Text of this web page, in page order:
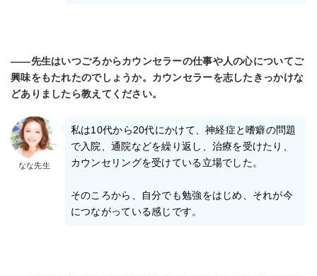
――先生はいつごろからカウンセラーの仕事や人の心についてご
興味をもたれたのでしょうか。カウンセラーを志したきっかけな
どありましたら教えてください。
なな先生
私は10代から20代にかけて、神経症と嗜癖の問題
で入院、通院などを繰り返し、治療を受けたり、
カウンセリングを受けている立場でした。
そのころから、自分でも勉強をはじめ、それが今
につながっている感じです。